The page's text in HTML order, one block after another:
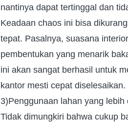
nantinya dapat tertinggal dan
Keadaan chaos ini bisa
tepat. Pasalnya, suasana
pembentukan yang menarik
ini akan sangat berhasil untuk
kantor mesti cepat diselesaikan.
3)Penggunaan lahan yang lebih
Tidak dimungkiri bahwa cukup